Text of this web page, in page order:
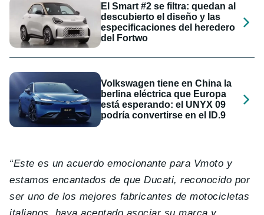
El Smart #2 se filtra: quedan al
descubierto el diseño y las
especificaciones del heredero
del Fortwo
Volkswagen tiene en China la
berlina eléctrica que Europa
está esperando: el UNYX 09
podría convertirse en el ID.9
“Este es un acuerdo emocionante para Vmoto y
estamos encantados de que Ducati, reconocido por
ser uno de los mejores fabricantes de motocicletas